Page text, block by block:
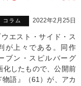
コラム 2022年2月25日
エスト・サイド・ス
が上々である。同作
ブン・スピルバーグ
化したもので、公開前
語』（61）が、アカ